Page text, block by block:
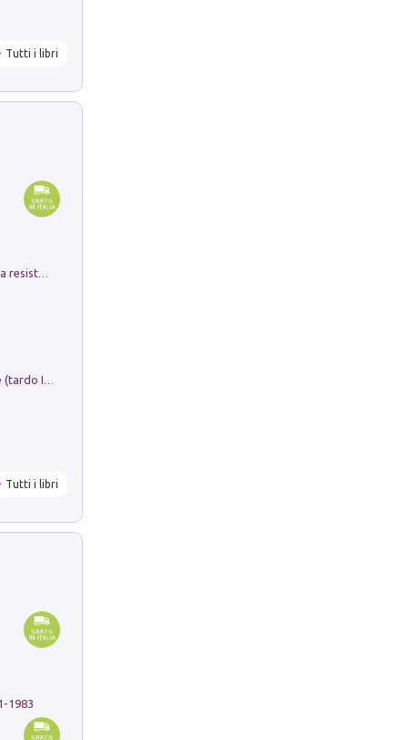
Tutti i libri
Memorial Santa Giulia. Sculture per la resistenza Monchio di Palagano
Tutti i libri
1983